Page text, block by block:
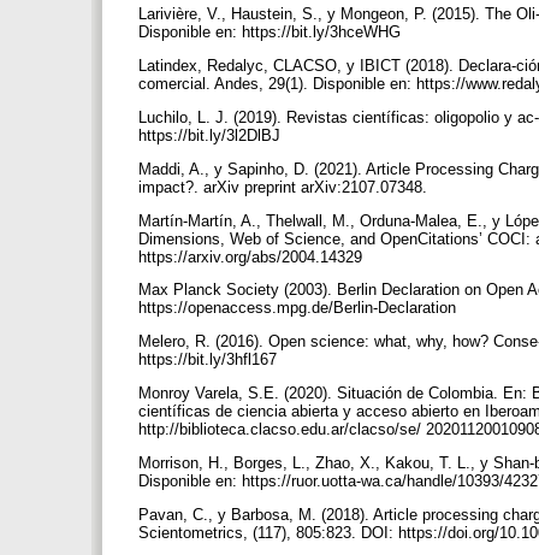
Larivière, V., Haustein, S., y Mongeon, P. (2015). The
Disponible en: https://bit.ly/3hceWHG
Latindex, Redalyc, CLACSO, y IBICT (2018). Declara-
comercial. Andes, 29(1). Disponible en: https://
Luchilo, L. J. (2019). Revistas científicas: oligopolio y
https://bit.ly/3l2DlBJ
Maddi, A., y Sapinho, D. (2021). Article Processing
impact?. arXiv preprint arXiv:2107.07348.
Martín-Martín, A., Thelwall, M., Orduna-Malea, E., y
Dimensions, Web of Science, and OpenCitations’
https://arxiv.org/abs/2004.14329
Max Planck Society (2003). Berlin Declaration on Open
https://openaccess.mpg.de/Berlin-Declaration
Melero, R. (2016). Open science: what, why, how?
https://bit.ly/3hfl167
Monroy Varela, S.E. (2020). Situación de Colombia.
científicas de ciencia abierta y acceso abierto en
http://biblioteca.clacso.edu.ar/clacso/se/
Morrison, H., Borges, L., Zhao, X., Kakou, T. L., y
Disponible en: https://ruor.uotta-wa.ca/handle/10393/
Pavan, C., y Barbosa, M. (2018). Article processing
Scientometrics, (117), 805:823. DOI: https://doi.org/